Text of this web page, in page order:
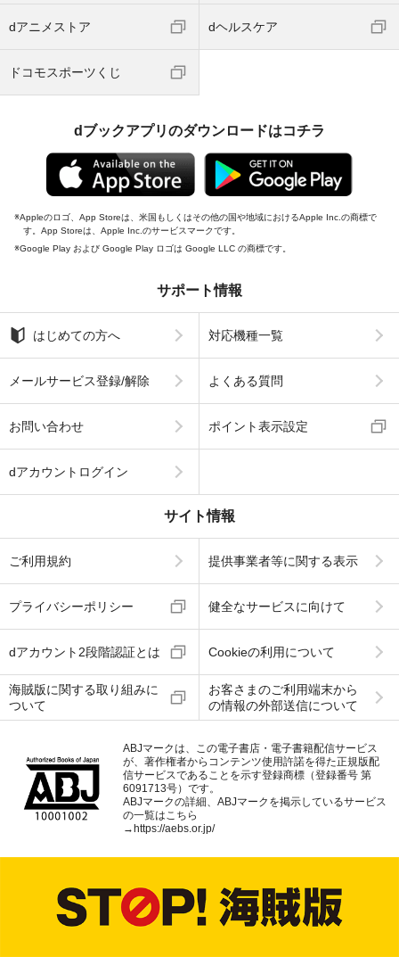
dアニメストア dヘルスケア
ドコモスポーツくじ
dブックアプリのダウンロードはコチラ
Appleのロゴ、App Storeは、米国もしくはその他の国や地域におけるApple Inc.の商標で
す。App Storeは、Apple Inc.のサービスマークです。
Google Play および Google Play ロゴは Google LLC の商標です。
サポート情報
はじめての方へ 対応機種一覧
メールサービス登録/解除 よくある質問
お問い合わせ ポイント表示設定
dアカウントログイン
サイト情報
ご利用規約 提供事業者等に関する表示
プライバシーポリシー 健全なサービスに向けて
dアカウント2段階認証とは Cookieの利用について
海賊版に関する取り組みに
ついて
お客さまのご利用端末から
の情報の外部送信について
ABJマークは、この電子書店・電子書籍配信サービス
が、著作権者からコンテンツ使用許諾を得た正規版配
信サービスであることを示す登録商標（登録番号 第
6091713号）です。
ABJマークの詳細、ABJマークを掲示しているサービス
の一覧はこちら
→ https://aebs.or.jp/